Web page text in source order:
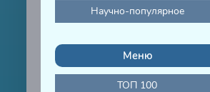
Научно-популярное
Меню
ТОП 100